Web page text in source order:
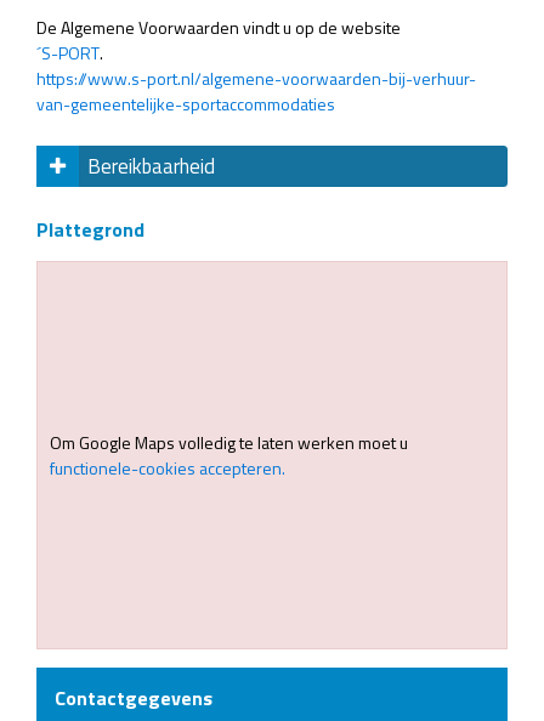
De Algemene Voorwaarden vindt u op de website
´S-PORT.
https://www.s-port.nl/algemene-voorwaarden-bij-verhuur-
van-gemeentelijke-sportaccommodaties
Bereikbaarheid
Plattegrond
Om Google Maps volledig te laten werken moet u
functionele-cookies accepteren.
Contactgegevens